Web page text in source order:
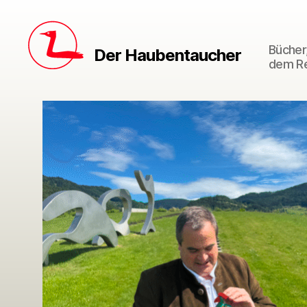
Der Haubentaucher
dem